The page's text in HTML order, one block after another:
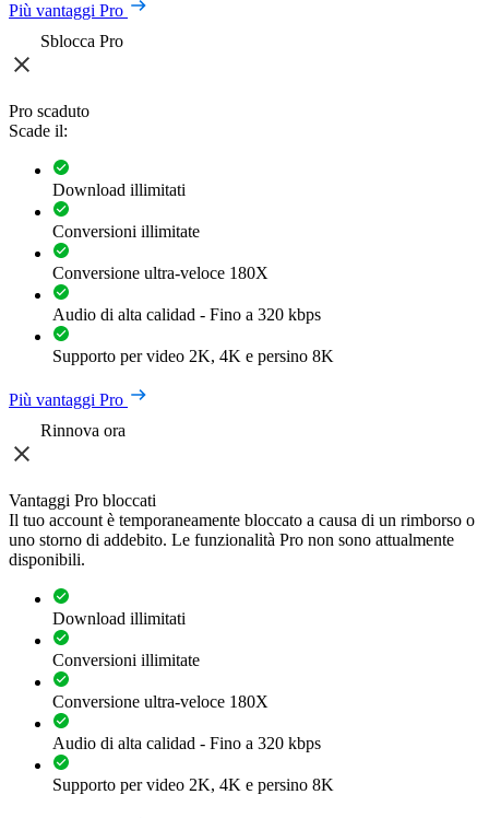
Più vantaggi Pro
Sblocca Pro
Pro scaduto
Scade il:
Download illimitati
Conversioni illimitate
Conversione ultra-veloce 180X
Audio di alta calidad - Fino a 320 kbps
Supporto per video 2K, 4K e persino 8K
Più vantaggi Pro
Rinnova ora
Vantaggi Pro bloccati
Il tuo account è temporaneamente bloccato a causa di un rimborso o
uno storno di addebito. Le funzionalità Pro non sono attualmente
disponibili.
Download illimitati
Conversioni illimitate
Conversione ultra-veloce 180X
Audio di alta calidad - Fino a 320 kbps
Supporto per video 2K, 4K e persino 8K